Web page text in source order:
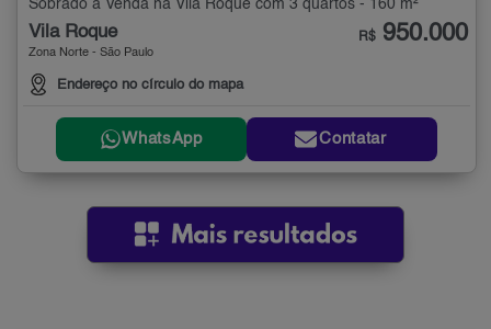
Sobrado à Venda na Vila Roque com 3 quartos - 160 m²
Vila Roque
Zona Norte - São Paulo
Endereço no círculo do mapa
R$ 950.000
WhatsApp Contatar